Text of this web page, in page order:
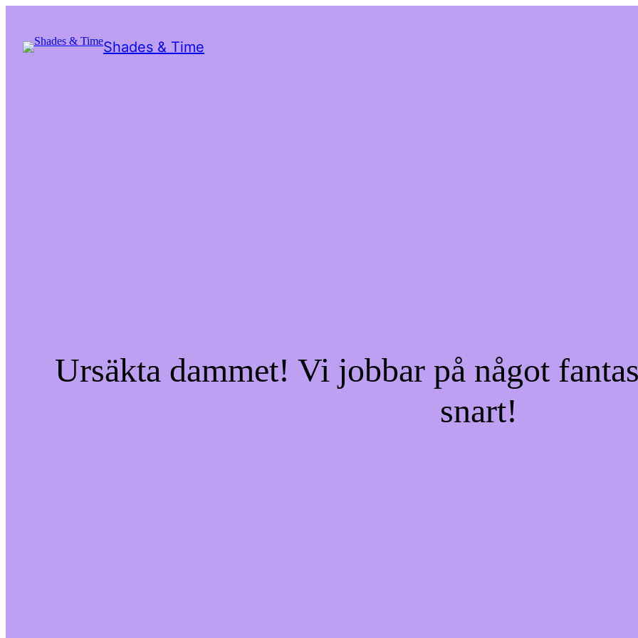
Shades & Time
Ursäkta dammet! Vi jobbar på något
snart!